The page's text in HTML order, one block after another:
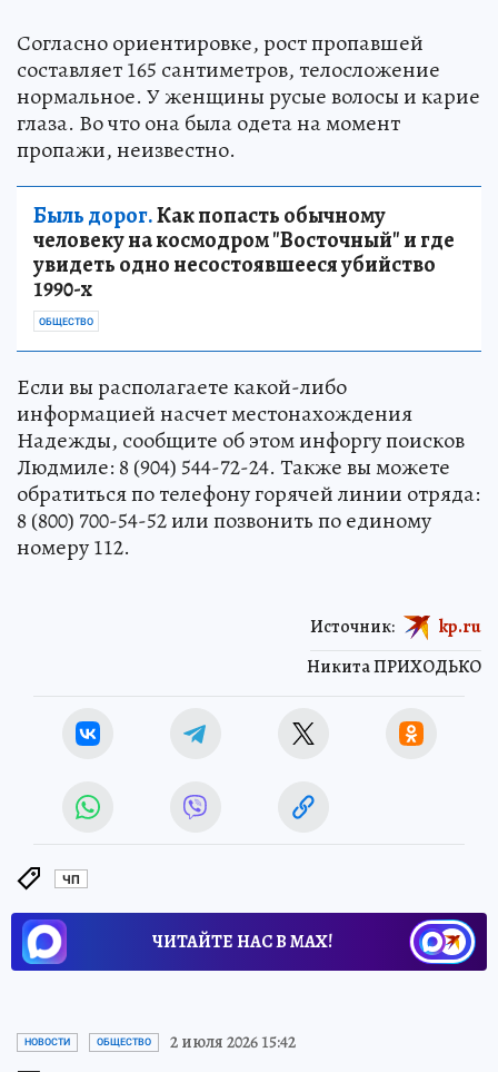
Согласно ориентировке, рост пропавшей
составляет 165 сантиметров, телосложение
нормальное. У женщины русые волосы и карие
глаза. Во что она была одета на момент
пропажи, неизвестно.
Быль дорог.Как попасть обычному
человеку на космодром "Восточный" и где
увидеть одно несостоявшееся убийство
1990-х
ОБЩЕСТВО
Если вы располагаете какой-либо
информацией насчет местонахождения
Надежды, сообщите об этом инфоргу поисков
Людмиле: 8 (904) 544-72-24. Также вы можете
обратиться по телефону горячей линии отряда:
8 (800) 700-54-52 или позвонить по единому
номеру 112.
Никита ПРИХОДЬКО
Источник: kp.ru
ЧП
ЧИТАЙТЕ НАС В МАХ!
НОВОСТИ ОБЩЕСТВО 2 июля 2026 15:42